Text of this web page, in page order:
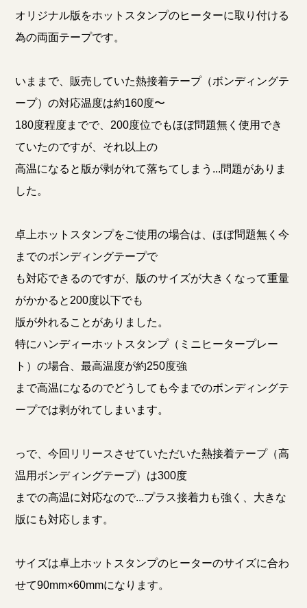
オリジナル版をホットスタンプのヒーターに取り付ける
為の両面テープです。
いままで、販売していた熱接着テープ（ボンディングテ
ープ）の対応温度は約160度〜
180度程度までで、200度位でもほぼ問題無く使用でき
ていたのですが、それ以上の
高温になると版が剥がれて落ちてしまう...問題がありま
した。
卓上ホットスタンプをご使用の場合は、ほぼ問題無く今
までのボンディングテープで
も対応できるのですが、版のサイズが大きくなって重量
がかかると200度以下でも
版が外れることがありました。
特にハンディーホットスタンプ（ミニヒータープレー
ト）の場合、最高温度が約250度強
まで高温になるのでどうしても今までのボンディングテ
ープでは剥がれてしまいます。
っで、今回リリースさせていただいた熱接着テープ（高
温用ボンディングテープ）は300度
までの高温に対応なので...プラス接着力も強く、大きな
版にも対応します。
サイズは卓上ホットスタンプのヒーターのサイズに合わ
せて90mm×60mmになります。